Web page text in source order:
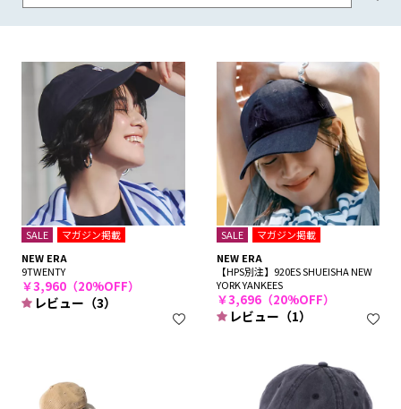
SALE
マガジン掲載
NEW ERA
9TWENTY
￥3,960（20%OFF）
レビュー（3）
SALE
マガジン掲載
NEW ERA
【HPS別注】920ES SHUEISHA NEW
YORK YANKEES
￥3,696（20%OFF）
レビュー（1）